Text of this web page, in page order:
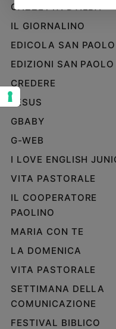
Costume
e
2026
Cinema,
Tv
streaming
Libri
Musica
Famiglia
educazione
Genitori
e
Scuola
GAZZETTA D'ALBA
IL GIORNALINO
EDICOLA SAN PAOLO
EDIZIONI SAN PAOLO
CREDERE
JESUS
GBABY
G-WEB
I LOVE ENGLISH
VITA PASTORALE
IL COOPERATORE
PAOLINO
MARIA CON TE
LA DOMENICA
VITA PASTORALE
SETTIMANA DELLA
COMUNICAZIONE
FESTIVAL BIBLICO